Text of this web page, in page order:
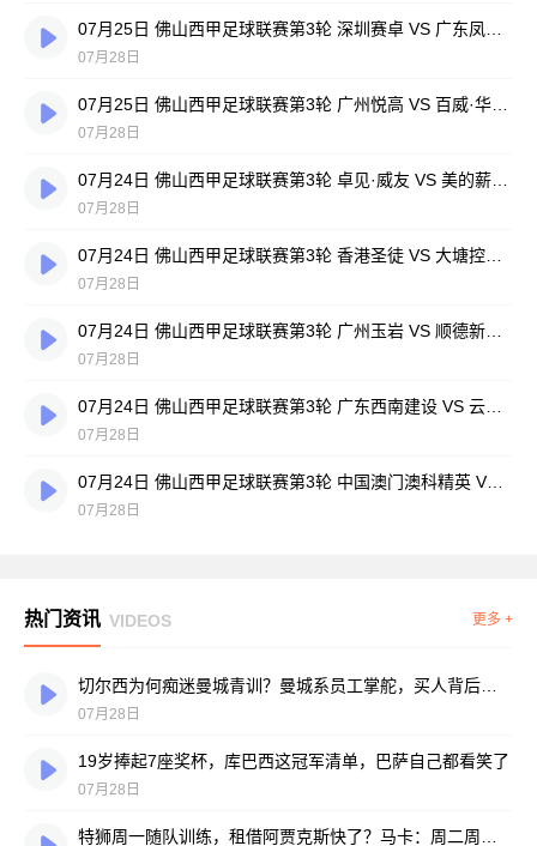
07月28日
07月28日
07月28日
07月28日
07月28日
07月28日
07月24日 佛山西甲足球联赛第3轮 中国澳门澳科精英 VS 藝品高國際 全场录像
07月28日
热门资讯 VIDEOS 更多 +
07月28日
19岁捧起7座奖杯，库巴西这冠军清单，巴萨自己都看笑了
07月28日